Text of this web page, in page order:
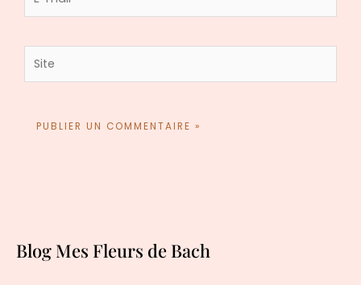
mail*
Site
Blog Mes Fleurs de Bach